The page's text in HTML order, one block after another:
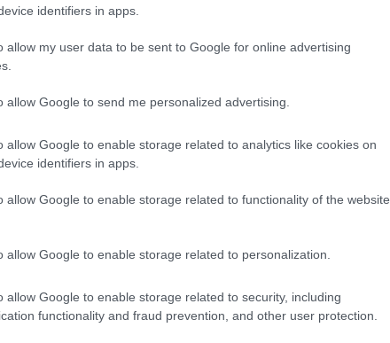
identifiers in apps.
allow my user data to be sent to Google for online advertising
allow Google to send me personalized advertising.
allow Google to enable storage related to analytics like cookies on
identifiers in apps.
allow Google to enable storage related to functionality of the website
allow Google to enable storage related to personalization.
allow Google to enable storage related to security, including
functionality and fraud prevention, and other user protection.
para o bloqueio de
o fluxo financeiro de facções armadas, como o
esses ativos para financiar suas atividades.